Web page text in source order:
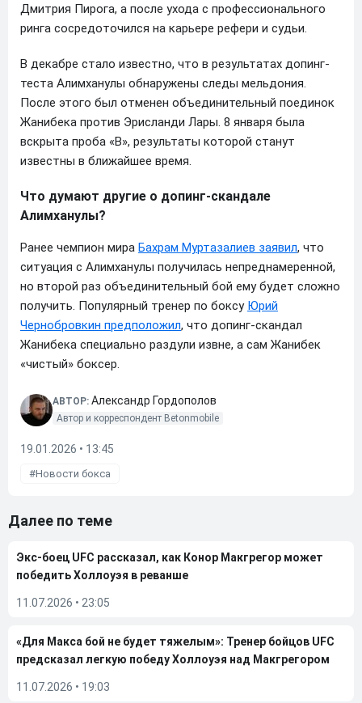
Дмитрия Пирога, а после ухода с профессионального
ринга сосредоточился на карьере рефери и судьи.
В декабре стало известно, что в результатах допинг-
теста Алимханулы обнаружены следы мельдония.
После этого был отменен объединительный поединок
Жанибека против Эрисланди Лары. 8 января была
вскрыта проба «В», результаты которой станут
известны в ближайшее время.
Что думают другие о допинг-скандале
Алимханулы?
Ранее чемпион мира Бахрам Муртазалиев заявил, что
ситуация с Алимханулы получилась непреднамеренной,
но второй раз объединительный бой ему будет сложно
получить. Популярный тренер по боксу Юрий
Чернобровкин предположил, что допинг-скандал
Жанибека специально раздули извне, а сам Жанибек
«чистый» боксер.
АВТОР: Александр Гордополов
Автор и корреспондент Betonmobile
19.01.2026 • 13:45
Новости бокса
Далее по теме
Экс-боец UFC рассказал, как Конор Макгрегор может
победить Холлоуэя в реванше
11.07.2026 • 23:05
«Для Макса бой не будет тяжелым»: Тренер бойцов UFC
предсказал легкую победу Холлоуэя над Макгрегором
11.07.2026 • 19:03